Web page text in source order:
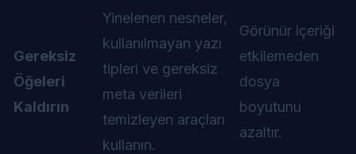
Gereksiz
Öğeleri
Kaldırın
Yinelenen nesneler,
kullanılmayan yazı
tipleri ve gereksiz
meta verileri
temizleyen araçları
kullanın.
Görünür içeriği
etkilemeden
dosya
boyutunu
azaltır.